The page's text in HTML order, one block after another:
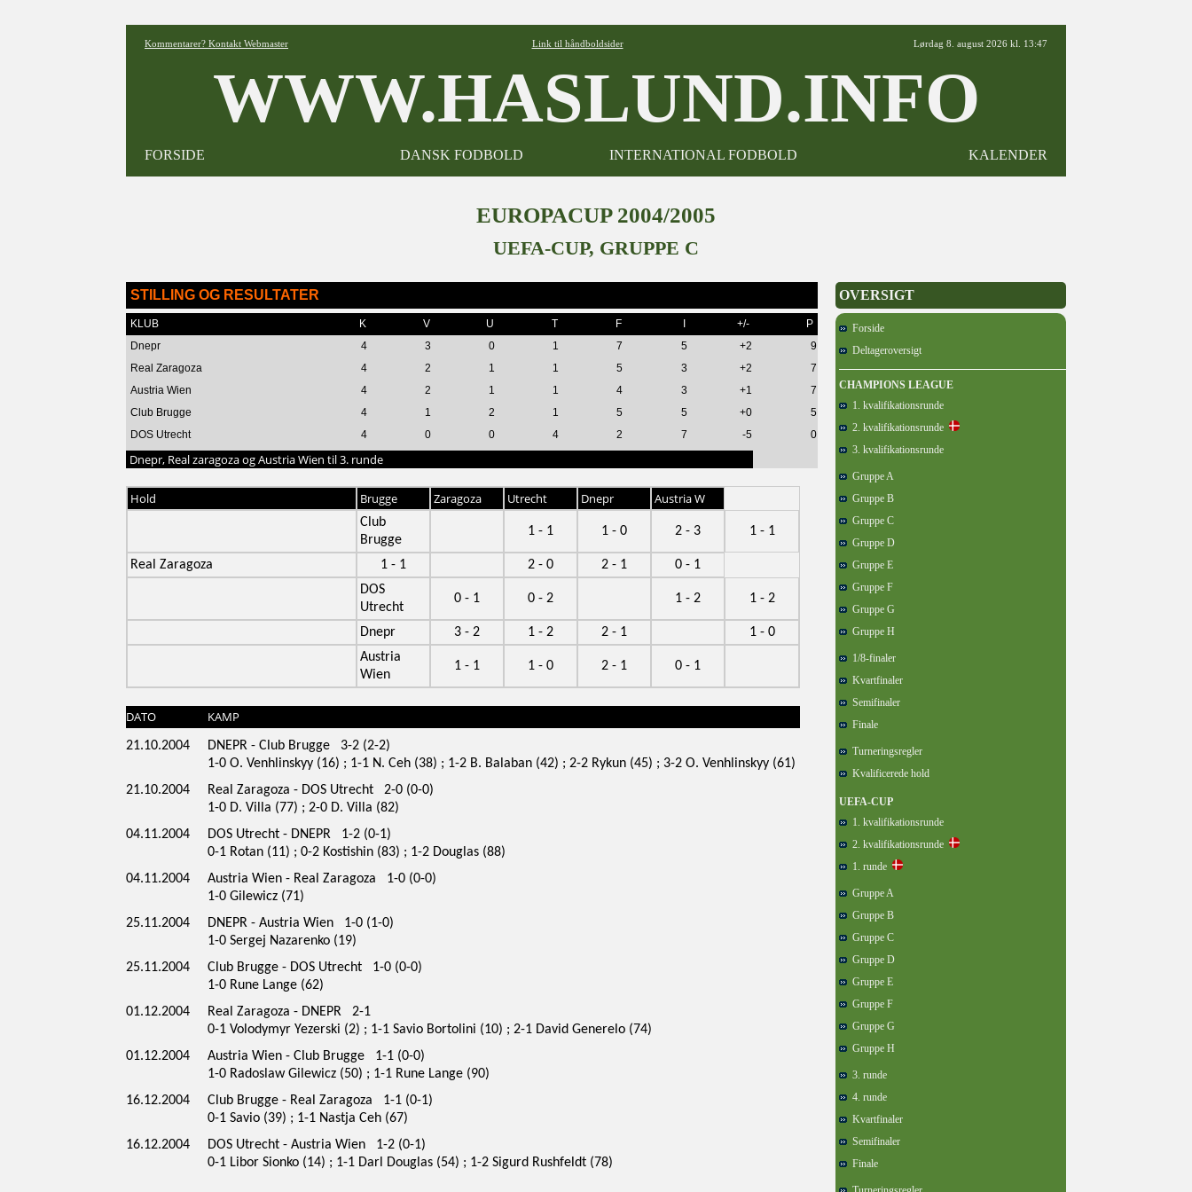
Kommentarer? Kontakt Webmaster Link til håndboldsider Lørdag 8. august 2026 kl. 13:47
WWW.HASLUND.INFO
FORSIDE DANSK FODBOLD INTERNATIONAL FODBOLD KALENDER
EUROPACUP 2004/2005
UEFA-CUP, GRUPPE C
STILLING OG RESULTATER
KLUB K V U T F +/-
P
Dnepr
4 3 0 1 7 5 +2
9
Real Zaragoza
4 2 1 1 5 3 +2
7
Austria Wien
4 2 1 1 4 3 +1
7
Club Brugge
4 1 2 1 5 5 +0
5
DOS Utrecht
4 0 0 4 2 7 -5 0
Dnepr, Real zaragoza og Austria Wien til 3. runde
Hold Brugge Zaragoza Utrecht Dnepr Austria W
Club
Brugge
1 - 1 1 - 0 2 - 3 1 - 1
Real Zaragoza 1 - 1 2 - 0 2 - 1
0 - 1
DOS
Utrecht
0 - 1 0 - 2 1 - 2 1 - 2
Dnepr 3 - 2 1 - 2 2 - 1
1 - 0
Austria
Wien
1 - 1 1 - 0 2 - 1 0 - 1
DATO KAMP
21.10.2004
DNEPR - Club Brugge 3-2 (2-2)
1-0 O. Venhlinskyy (16) ; 1-1 N. Ceh (38) ; 1-2 B. Balaban (42) ; 2-2 Rykun (45) ; 3-2 O. Venhlinskyy (61)
21.10.2004
Real Zaragoza - DOS Utrecht 2-0 (0-0)
1-0 D. Villa (77) ; 2-0 D. Villa (82)
04.11.2004
DOS Utrecht - DNEPR 1-2 (0-1)
0-1 Rotan (11) ; 0-2 Kostishin (83) ; 1-2 Douglas (88)
04.11.2004
Austria Wien - Real Zaragoza 1-0 (0-0)
1-0 Gilewicz (71)
25.11.2004
DNEPR - Austria Wien 1-0 (1-0)
1-0 Sergej Nazarenko (19)
25.11.2004
Club Brugge - DOS Utrecht 1-0 (0-0)
1-0 Rune Lange (62)
01.12.2004
Real Zaragoza - DNEPR 2-1
0-1 Volodymyr Yezerski (2) ; 1-1 Savio Bortolini (10) ; 2-1 David Generelo (74)
01.12.2004
Austria Wien - Club Brugge 1-1 (0-0)
1-0 Radoslaw Gilewicz (50) ; 1-1 Rune Lange (90)
16.12.2004
Club Brugge - Real Zaragoza 1-1 (0-1)
0-1 Savio (39) ; 1-1 Nastja Ceh (67)
16.12.2004
DOS Utrecht - Austria Wien 1-2 (0-1)
0-1 Libor Sionko (14) ; 1-1 Darl Douglas (54) ; 1-2 Sigurd Rushfeldt (78)
OVERSIGT
Forside
Deltageroversigt
CHAMPIONS LEAGUE
1. kvalifikationsrunde
2. kvalifikationsrunde
3. kvalifikationsrunde
Gruppe A
Gruppe B
Gruppe C
Gruppe D
Gruppe E
Gruppe F
Gruppe G
Gruppe H
1/8-finaler
Kvartfinaler
Semifinaler
Finale
Turneringsregler
Kvalificerede hold
UEFA-CUP
1. kvalifikationsrunde
2. kvalifikationsrunde
1. runde
Gruppe A
Gruppe B
Gruppe C
Gruppe D
Gruppe E
Gruppe F
Gruppe G
Gruppe H
3. runde
4. runde
Kvartfinaler
Semifinaler
Finale